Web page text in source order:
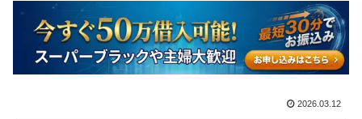
2026.03.12